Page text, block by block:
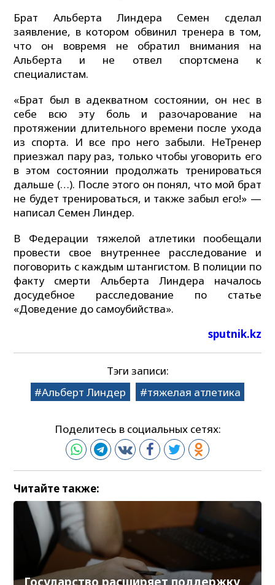
Брат Альберта Линдера Семен сделал
заявление, в котором обвинил тренера в том,
что он вовремя не обратил внимания на
Альберта и не отвел спортсмена к
специалистам.
«Брат был в адекватном состоянии, он нес в
себе всю эту боль и разочарование на
протяжении длительного времени после ухода
из спорта. И все про него забыли. НеТренер
приезжал пару раз, только чтобы уговорить его
в этом состоянии продолжать тренироваться
дальше (…). После этого он понял, что мой брат
не будет тренироваться, и также забыл его!» —
написал Семен Линдер.
В Федерации тяжелой атлетики пообещали
провести свое внутреннее расследование и
поговорить с каждым штангистом. В полиции по
факту смерти Альберта Линдера началось
досудебное расследование по статье
«Доведение до самоубийства».
sputnik.kz
Тэги записи:
Альберт Линдер
тяжелая атлетика
Поделитесь в социальных сетях:
Читайте также:
Государство расширяет поддержку